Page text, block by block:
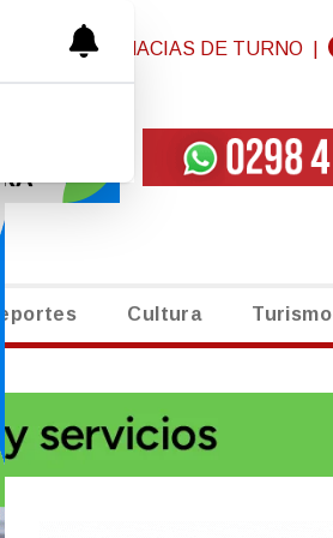
| FARMACIAS DE TURNO
Cultura Turismo